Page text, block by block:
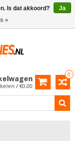
0
/ €0,00
Is dat akkoord?
Ja
»